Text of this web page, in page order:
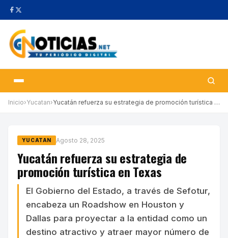
Inicio›Yucatan› Yucatán refuerza su estrategia de promoción turística en Texas
YUCATAN Agosto 28, 2025
Yucatán refuerza su estrategia de
promoción turística en Texas
El Gobierno del Estado, a través de Sefotur,
encabeza un Roadshow en Houston y
Dallas para proyectar a la entidad como un
destino atractivo y atraer mayor número de